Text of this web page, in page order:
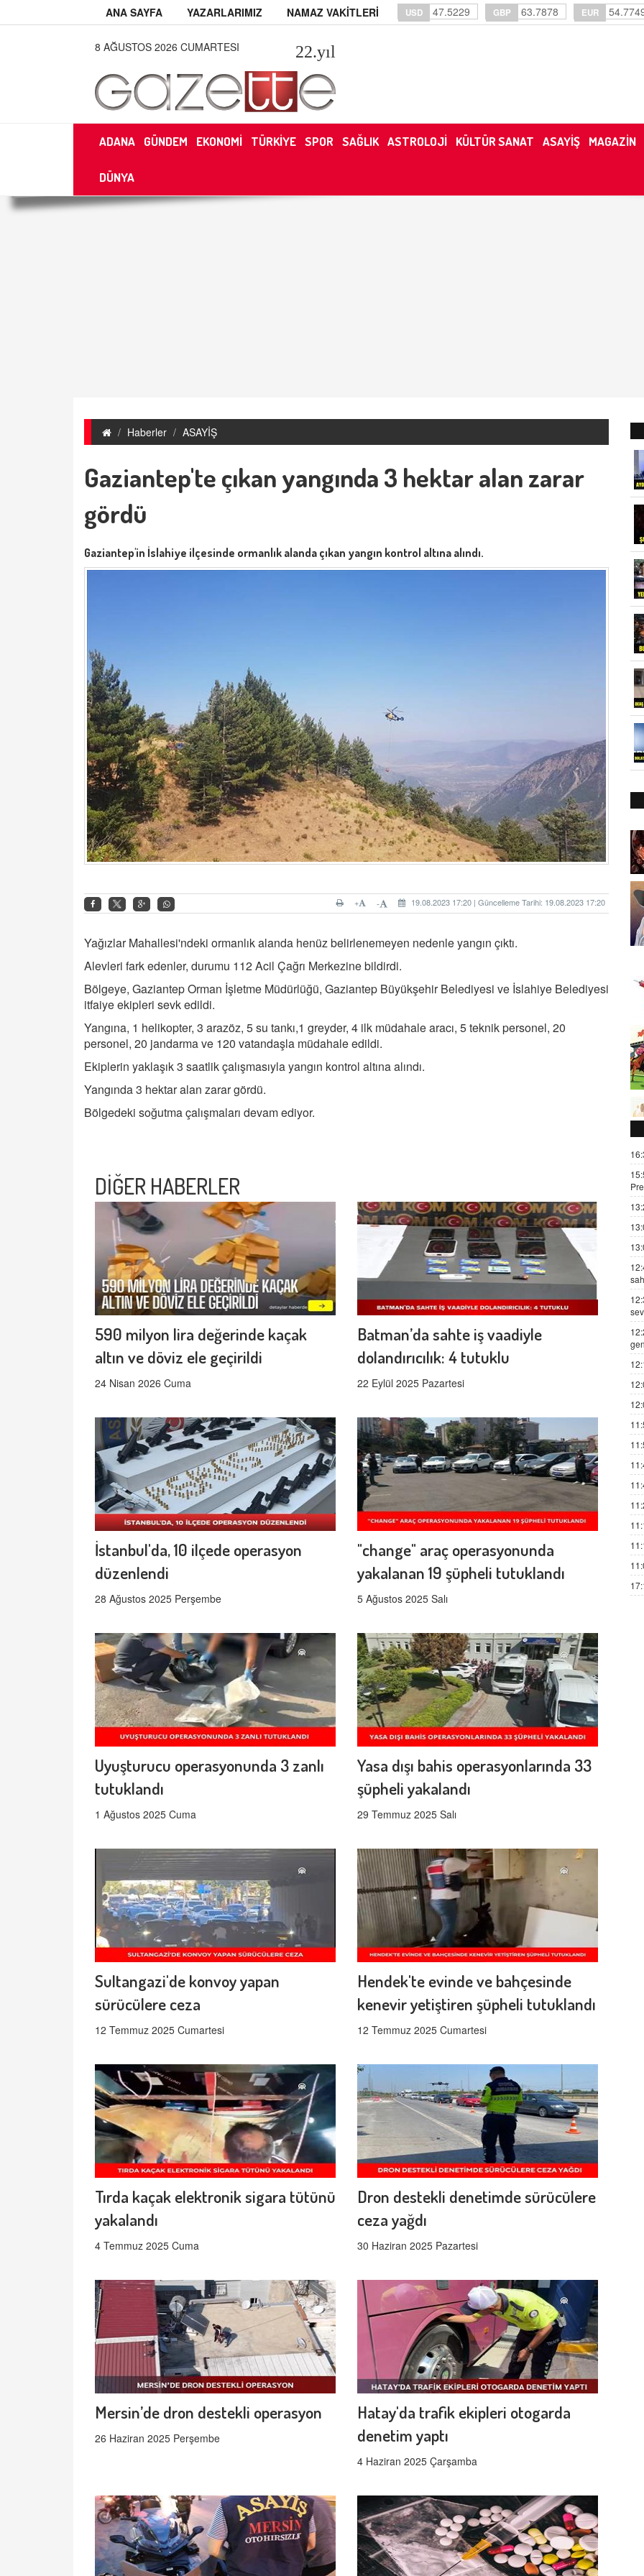
ANA SAYFA YAZARLARIMIZ NAMAZ VAKİTLERİ USD 47.5229 GBP 63.7878 EUR
8 AĞUSTOS 2026 CUMARTESI 22.yıl
ADANA GÜNDEM EKONOMİ TÜRKİYE SPOR SAĞLIK ASTROLOJİ KÜLTÜR SANAT ASAYİŞ MAGAZİN
DÜNYA
Haberler ASAYİŞ
Gaziantep'te çıkan yangında 3 hektar alan zarar
gördü
Gaziantep'in İslahiye ilçesinde ormanlık alanda çıkan yangın kontrol altına alındı.
19.08.2023 17:20 | Güncelleme Tarihi: 19.08.2023 17:20
-
+
Yağızlar Mahallesi'ndeki ormanlık alanda henüz belirlenemeyen nedenle yangın çıktı.
Alevleri fark edenler, durumu 112 Acil Çağrı Merkezine bildirdi.
Bölgeye, Gaziantep Orman İşletme Müdürlüğü, Gaziantep Büyükşehir Belediyesi ve İslahiye Belediyesi
itfaiye ekipleri sevk edildi.
Yangına, 1 helikopter, 3 arazöz, 5 su tankı,1 greyder, 4 ilk müdahale aracı, 5 teknik personel, 20
personel, 20 jandarma ve 120 vatandaşla müdahale edildi.
Ekiplerin yaklaşık 3 saatlik çalışmasıyla yangın kontrol altına alındı.
Yangında 3 hektar alan zarar gördü.
Bölgedeki soğutma çalışmaları devam ediyor.
DİĞER HABERLER
590 milyon lira değerinde kaçak
altın ve döviz ele geçirildi
24 Nisan 2026 Cuma
Batman’da sahte iş vaadiyle
dolandırıcılık: 4 tutuklu
22 Eylül 2025 Pazartesi
İstanbul'da, 10 ilçede operasyon
düzenlendi
28 Ağustos 2025 Perşembe
"change" araç operasyonunda
yakalanan 19 şüpheli tutuklandı
5 Ağustos 2025 Salı
Uyuşturucu operasyonunda 3 zanlı
tutuklandı
1 Ağustos 2025 Cuma
Yasa dışı bahis operasyonlarında 33
şüpheli yakalandı
29 Temmuz 2025 Salı
Sultangazi'de konvoy yapan
sürücülere ceza
12 Temmuz 2025 Cumartesi
Hendek'te evinde ve bahçesinde
kenevir yetiştiren şüpheli tutuklandı
12 Temmuz 2025 Cumartesi
Tırda kaçak elektronik sigara tütünü
yakalandı
4 Temmuz 2025 Cuma
Dron destekli denetimde sürücülere
ceza yağdı
30 Haziran 2025 Pazartesi
Mersin’de dron destekli operasyon
26 Haziran 2025 Perşembe
Hatay'da trafik ekipleri otogarda
denetim yaptı
4 Haziran 2025 Çarşamba